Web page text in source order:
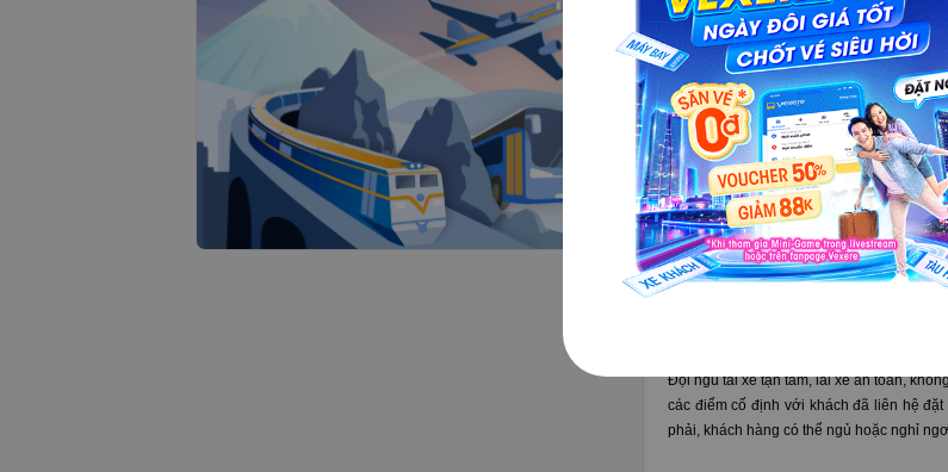
Nội
Nhân viên phục vụ nhiệt tình, chu đáo, tư
Đội ngũ tài xế tận tâm, lái xe an toàn,
các điểm cố định với khách đã liên hệ
phải, khách hàng có thể ngủ hoặc nghỉ